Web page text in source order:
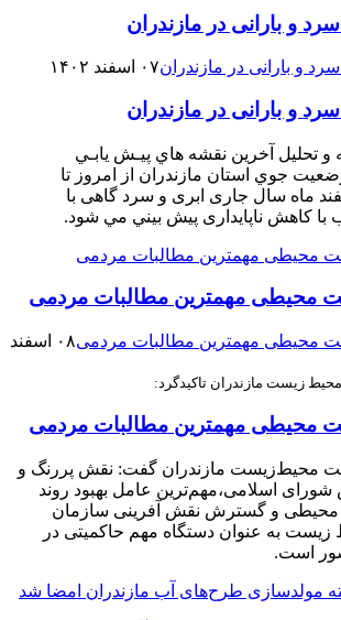
و بارانی در مازندران
۰۷ اسفند ۱۴۰۲
و بارانی در مازندران
و تحلیل آخرین نقشه هاي پيـش يابـي
جوي استان مازندران از امروز تا
۱۳ اسفند ماه سال جاری ابری و سرد گاهی با
با کاهش ناپایداری پيش ‏بيني مي‏ شود.
محیطی مهمترین مطالبات مردمی
۰۸ اسفند
زیست مازندران تاکید‌گرد:
محیطی مهمترین مطالبات مردمی
محیط‌زیست مازندران گفت: نقش پررنگ و
اسلامی،مهم‌ترین عامل بهبود روند
و گسترش نقش آفرینی سازمان
به عنوان دستگاه مهم حاکمیتی در
است.